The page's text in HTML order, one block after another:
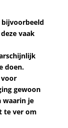
vaak
doen.
gewoon
waarin je
te ver om